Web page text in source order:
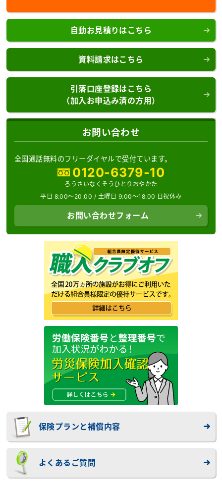
自動お見積りはこちら
資料請求はこちら
引落口座登録はこちら
（加入お申込み済の方用）
お問い合わせ
全国通話無料のフリーダイヤルで受付ています。
0120-6379-10
ろうさいなくそうひとりおやかた
平日 8:00～20:00 / 土曜日 9:00～18:00 日祝休み
お問い合わせフォーム
保険プランと補償内容
よくあるご質問